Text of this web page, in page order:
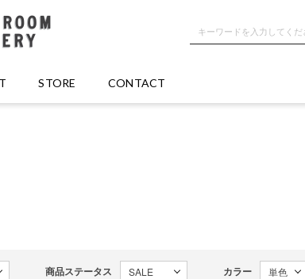
STORE CONTACT
商品ステータス カラー